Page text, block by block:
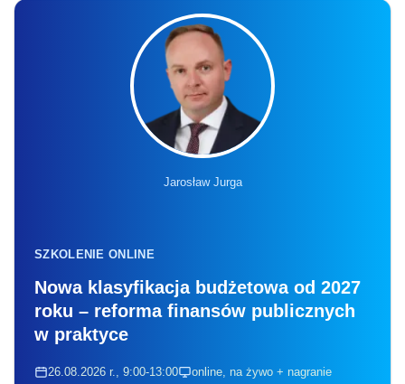
Jarosław Jurga
SZKOLENIE ONLINE
Nowa klasyfikacja budżetowa od 2027
roku – reforma finansów publicznych
w praktyce
26.08.2026 r., 9:00-13:00 online, na żywo + nagranie